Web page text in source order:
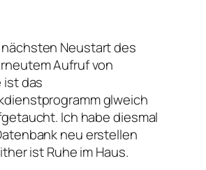
nächsten Neustart des
Aufruf von
ist das
glweich
Ich habe diesmal
neu erstellen
ist Ruhe im Haus.